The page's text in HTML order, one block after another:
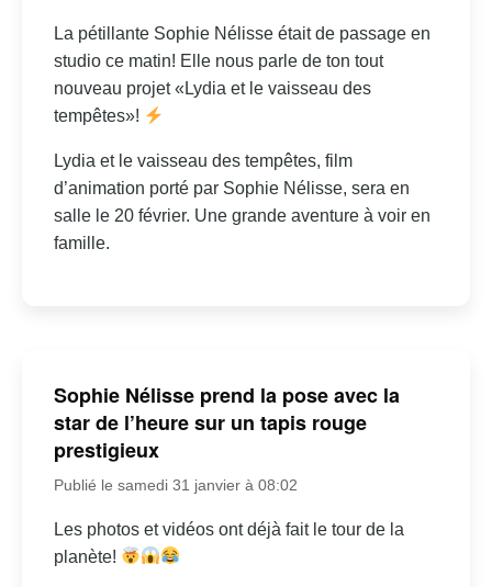
La pétillante Sophie Nélisse était de passage en
studio ce matin! Elle nous parle de ton tout
nouveau projet «Lydia et le vaisseau des
tempêtes»!
Lydia et le vaisseau des tempêtes, film
d’animation porté par Sophie Nélisse, sera en
salle le 20 février. Une grande aventure à voir en
famille.
Sophie Nélisse prend la pose avec la
star de l’heure sur un tapis rouge
prestigieux
Publié le samedi 31 janvier à 08:02
Les photos et vidéos ont déjà fait le tour de la
planète!